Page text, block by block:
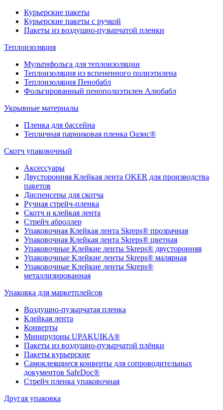
Курьерские пакеты
Курьерские пакеты с ручкой
Пакеты из воздушно-пузырчатой пленки
Теплоизоляция
Мультифольга для теплоизоляции
Теплоизоляция из вспененного полиэтилена
Теплоизоляция Пенобабл
Фольгированный пенополиэтилен Алюбабл
Укрывные материалы
Пленка для бассейна
Тепличная парниковая пленка Оазис®
Скотч упаковочный
Аксессуары
Двусторонняя Клейкая лента OKER для производства
пакетов
Диспенсеры для скотча
Ручная стрейч-пленка
Скотч и клейкая лента
Стрейч аброллер
Упаковочная Клейкая лента Skreps® прозрачная
Упаковочная Клейкая лента Skreps® цветная
Упаковочные Клейкие ленты Skreps® двусторонняя
Упаковочные Клейкие ленты Skreps® малярная
Упаковочные Клейкие ленты Skreps®
металлизированная
Упаковка для маркетплейсов
Воздушно-пузырчатая пленка
Клейкая лента
Конверты
Минирулоны UPAKUIKA®
Пакеты из воздушно-пузырчатой плёнки
Пакеты курьерские
Самоклеящиеся конверты для сопроводительных
документов SafeDoc®
Стрейч пленка упаковочная
Другая упаковка